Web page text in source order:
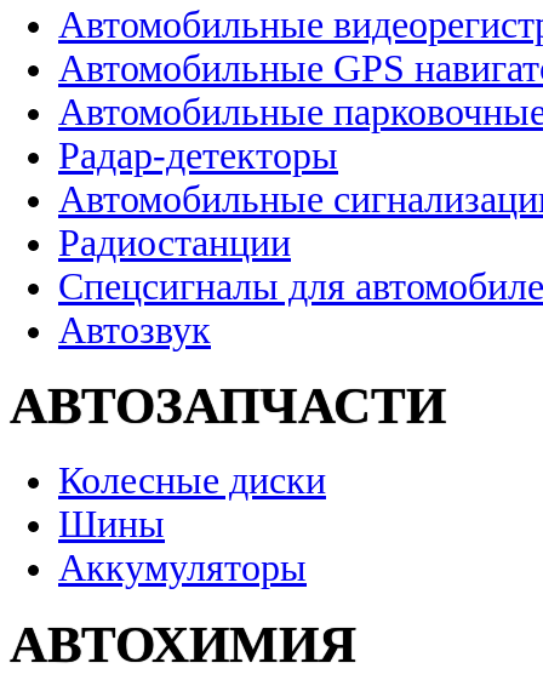
Автомобильные
Автомобильные GPS
Автомобильные
Радар-детекторы
Автомобильные
Радиостанции
Спецсигналы для
Автозвук
АВТОЗАПЧАСТИ
Колесные диски
Шины
Аккумуляторы
АВТОХИМИЯ